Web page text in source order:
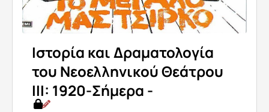
Ιστορία και Δραματολογία
του Νεοελληνικού Θεάτρου
III: 1920-Σήμερα -